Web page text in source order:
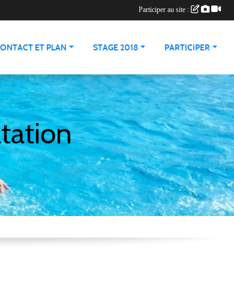
ET PLAN STAGE 2018 PARTICIPER
Participer au site :